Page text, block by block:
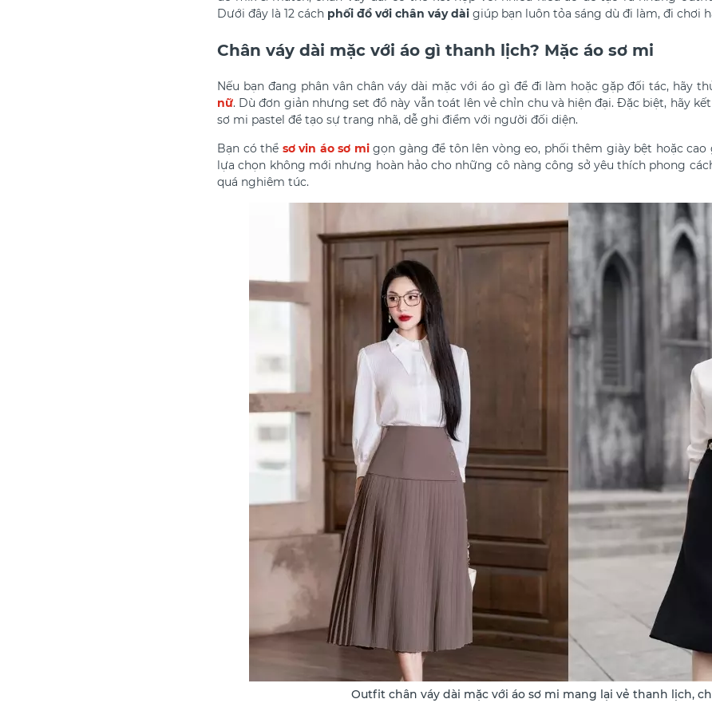
Dưới đây là 12 cách phối đồ với chân váy dài giúp bạn luôn tỏa sáng dù đi làm, đi chơi
Chân váy dài mặc với áo gì thanh lịch? Mặc áo sơ mi
Nếu bạn đang phân vân chân váy dài mặc với áo gì để đi làm hoặc gặp đối tác, hãy
nữ. Dù đơn giản nhưng set đồ này vẫn toát lên vẻ chỉn chu và hiện đại. Đặc biệt, hãy
sơ mi pastel để tạo sự trang nhã, dễ ghi điểm với người đối diện.
Bạn có thể sơ vin áo sơ migọn gàng để tôn lên vòng eo, phối thêm giày bệt hoặc cao
lựa chọn không mới nhưng hoàn hảo cho những cô nàng công sở yêu thích phong
quá nghiêm túc.
Outfit chân váy dài mặc với áo sơ mi mang lại vẻ thanh lịch,